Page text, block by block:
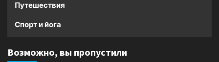
Путешествия
Спорт и йога
Возможно, вы пропустили